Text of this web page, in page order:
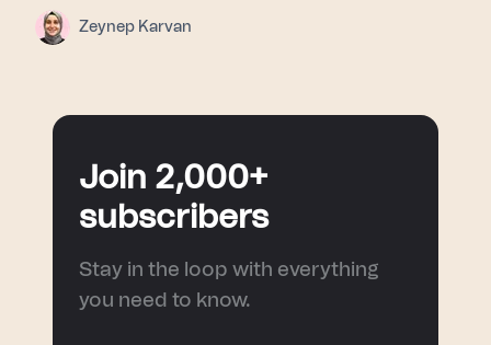
Zeynep Karvan
Join 2,000+
subscribers
Stay in the loop with everything
you need to know.